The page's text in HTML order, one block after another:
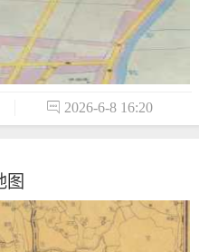
 2026-6-8 16:20
图